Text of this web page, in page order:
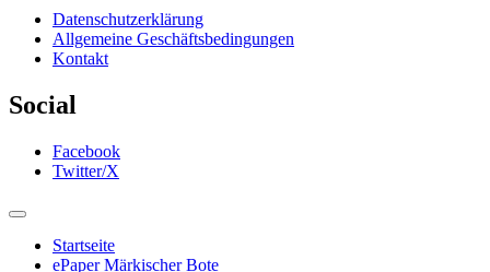
Datenschutzerklärung
Allgemeine Geschäftsbedingungen
Kontakt
Social
Facebook
Twitter/X
Startseite
ePaper Märkischer Bote